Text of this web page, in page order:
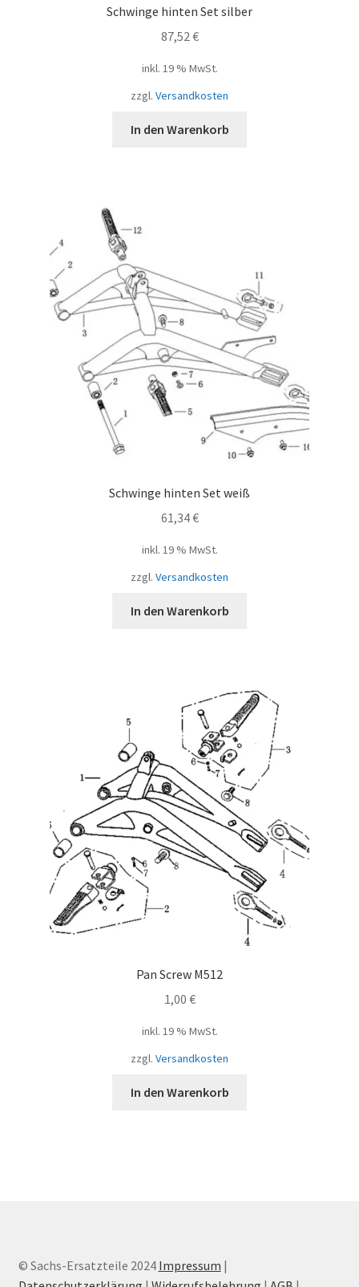
Schwinge hinten Set silber
87,52€
inkl. 19 % MwSt.
zzgl. Versandkosten
In den Warenkorb
Schwinge hinten Set weiß
61,34€
inkl. 19 % MwSt.
zzgl. Versandkosten
In den Warenkorb
Pan Screw M512
1,00 €
inkl. 19 % MwSt.
zzgl. Versandkosten
In den Warenkorb
© Sachs-Ersatzteile 2024 Impressum |